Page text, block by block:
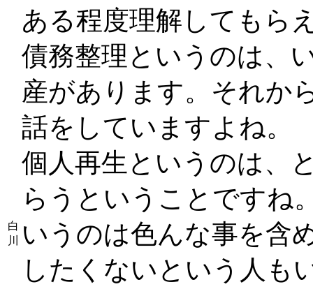
白
川
ある程度理解してもら
債務整理というのは、
産があります。それか
話をしていますよね。
個人再生というのは、
らうということですね
いうのは色んな事を含
したくないという人も